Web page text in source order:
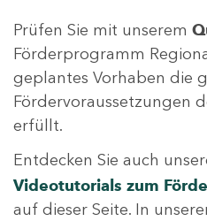
Prüfen Sie mit unserem
Förderprogramm
geplantes Vorhaben die
Fördervoraussetzungen
erfüllt.
Entdecken Sie auch
Videotutorials zum
auf dieser Seite. In